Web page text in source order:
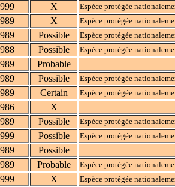
X Espèce protégée
X Espèce protégée
Possible Espèce protégée
Possible Espèce protégée
Probable
Possible Espèce protégée
Certain Espèce protégée
X
Possible Espèce protégée
Possible Espèce protégée
Possible
Probable Espèce protégée
X Espèce protégée